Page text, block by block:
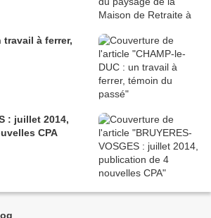
travail à ferrer,
: juillet 2014,
CPA